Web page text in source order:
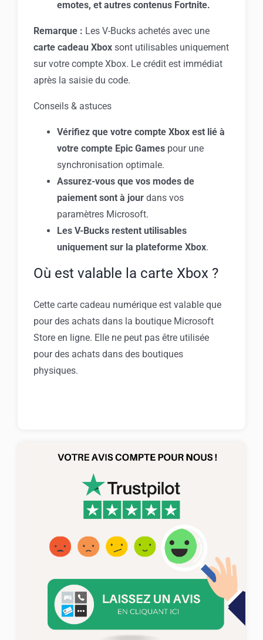
emotes, et autres contenus Fortnite.
Remarque : Les V-Bucks achetés avec une
carte cadeau Xbox sont utilisables uniquement
sur votre compte Xbox. Le crédit est immédiat
après la saisie du code.
Conseils & astuces
Vérifiez que votre compte Xbox est lié à
votre compte Epic Games pour une
synchronisation optimale.
Assurez-vous que vos modes de
paiement sont à jour dans vos
paramètres Microsoft.
Les V-Bucks restent utilisables
uniquement sur la plateforme Xbox.
Où est valable la carte Xbox ?
Cette carte cadeau numérique est valable que
pour des achats dans la boutique Microsoft
Store en ligne. Elle ne peut pas être utilisée
pour des achats dans des boutiques
physiques.